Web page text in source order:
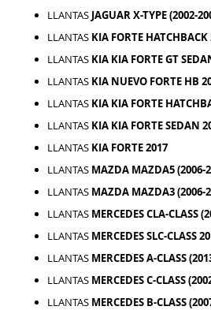
LLANTAS JAGUAR X-TYPE (2002-
LLANTAS KIA FORTE HATCHBACK
LLANTAS KIA KIA FORTE GT
LLANTAS KIA NUEVO FORTE HB
LLANTAS KIA KIA FORTE
LLANTAS KIA KIA FORTE SEDAN
LLANTAS KIA FORTE 2017
LLANTAS MAZDA MAZDA5 (2006-
LLANTAS MAZDA MAZDA3 (2006-
LLANTAS MERCEDES CLA-CLASS
LLANTAS MERCEDES SLC-CLASS
LLANTAS MERCEDES A-CLASS
LLANTAS MERCEDES C-CLASS
LLANTAS MERCEDES B-CLASS